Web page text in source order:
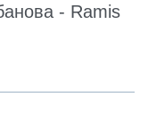
- Ramis